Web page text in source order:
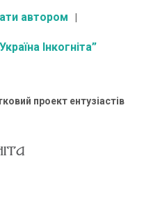
автором
Інкогніта”
проект ентузіастів